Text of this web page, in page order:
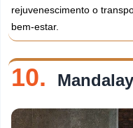
rejuvenescimento o
bem-estar.
10.